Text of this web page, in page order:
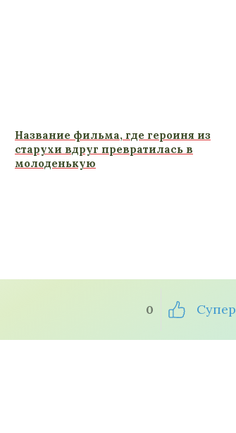
Название фильма, где героиня из
старухи вдруг превратилась в
молоденькую
0 Супер